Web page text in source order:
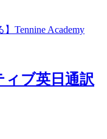
Tennine Academy
ィブ英日通訳